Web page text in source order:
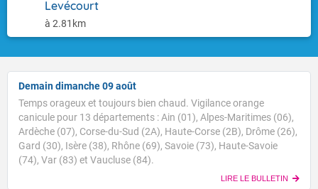
Levécourt
à 2.81km
Demain dimanche 09 août
Temps orageux et toujours bien chaud. Vigilance orange
canicule pour 13 départements : Ain (01), Alpes-Maritimes (06),
Ardèche (07), Corse-du-Sud (2A), Haute-Corse (2B), Drôme (26),
Gard (30), Isère (38), Rhône (69), Savoie (73), Haute-Savoie
(74), Var (83) et Vaucluse (84).
LIRE LE BULLETIN